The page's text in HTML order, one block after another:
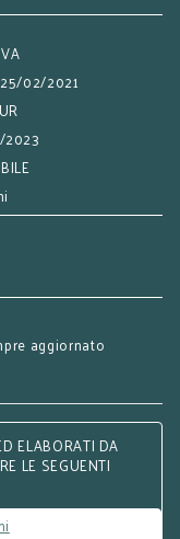
02/2021
aggiornato
ELABORATI DA
LE SEGUENTI